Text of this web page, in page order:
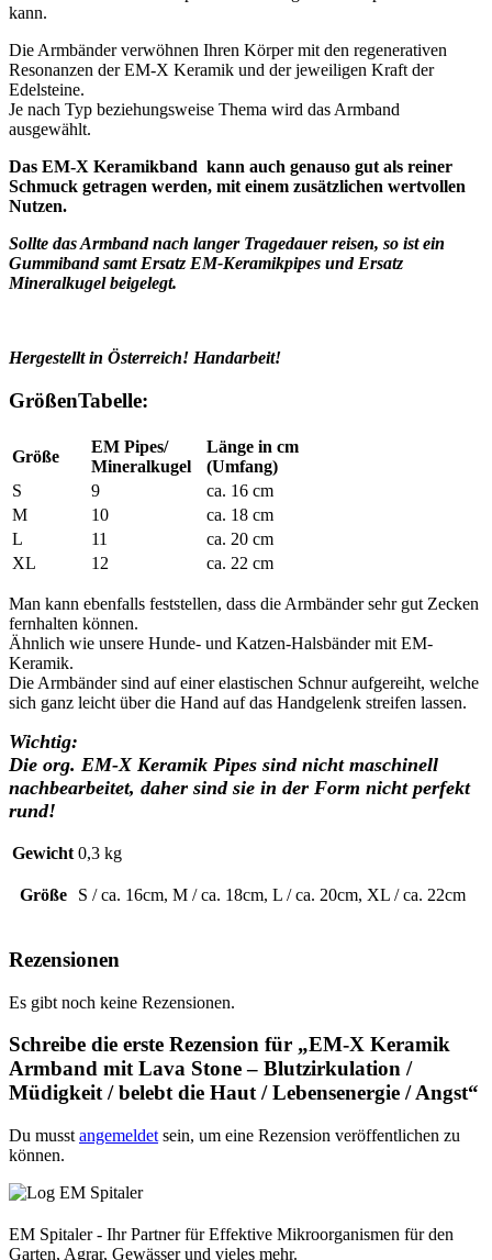
kann.
Die Armbänder verwöhnen Ihren Körper mit den regenerativen
Resonanzen der EM-X Keramik und der jeweiligen Kraft der
Edelsteine.
Je nach Typ beziehungsweise Thema wird das Armband
ausgewählt.
Das EM-X Keramikband kann auch genauso gut als reiner
Schmuck getragen werden, mit einem zusätzlichen wertvollen
Nutzen.
Sollte das Armband nach langer Tragedauer reisen, so ist ein
Gummiband samt Ersatz EM-Keramikpipes und Ersatz
Mineralkugel beigelegt.
Hergestellt in Österreich! Handarbeit!
GrößenTabelle:
Größe
EM Pipes/
Mineralkugel
Länge in cm
(Umfang)
S
9
ca. 16 cm
M
10
ca. 18 cm
L
11
ca. 20 cm
XL
12 ca. 22 cm
Man kann ebenfalls feststellen, dass die Armbänder sehr gut Zecken
fernhalten können.
Ähnlich wie unsere Hunde- und Katzen-Halsbänder mit EM-
Keramik.
Die Armbänder sind auf einer elastischen Schnur aufgereiht, welche
sich ganz leicht über die Hand auf das Handgelenk streifen lassen.
Wichtig:
Die org. EM-X Keramik Pipes sind nicht maschinell
nachbearbeitet, daher sind sie in der Form nicht perfekt
rund!
Gewicht 0,3 kg
Größe S / ca. 16cm, M / ca. 18cm, L / ca. 20cm, XL / ca. 22cm
Rezensionen
Es gibt noch keine Rezensionen.
Schreibe die erste Rezension für „EM-X Keramik
Armband mit Lava Stone – Blutzirkulation /
Müdigkeit / belebt die Haut / Lebensenergie / Angst“
Du musst angemeldet sein, um eine Rezension veröffentlichen zu
können.
EM Spitaler - Ihr Partner für Effektive Mikroorganismen für den
Garten, Agrar, Gewässer und vieles mehr.